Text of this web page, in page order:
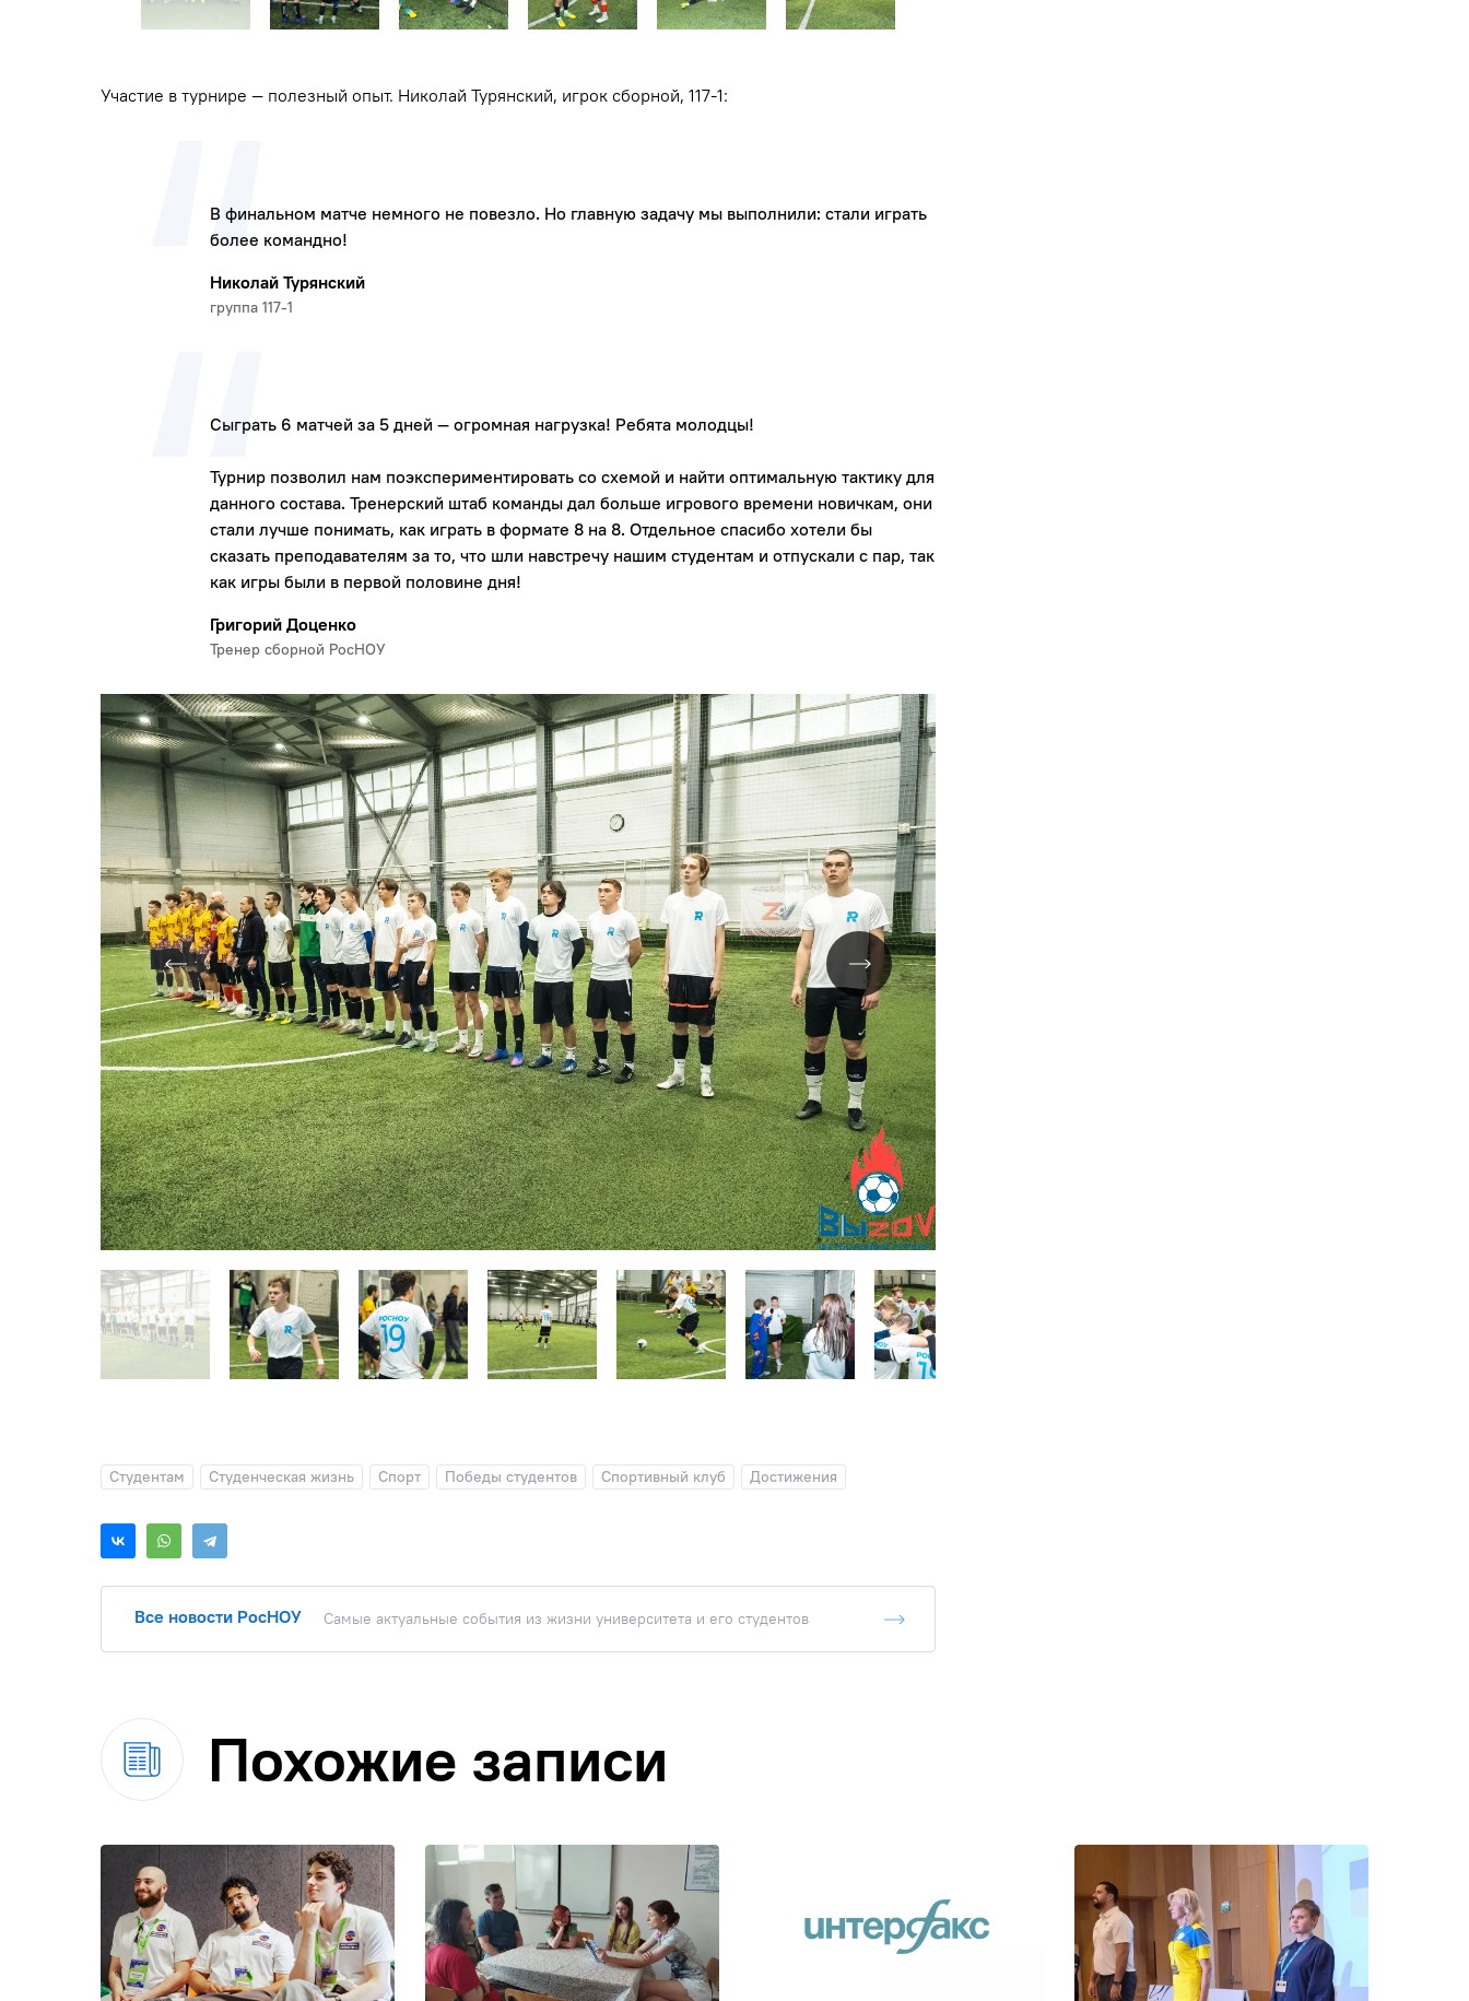
Участие в турнире — полезный опыт. Николай Турянский, игрок сборной, 117-1:
В финальном матче немного не повезло. Но главную задачу мы выполнили: стали играть
более командно!
Николай Турянский
группа 117-1
Сыграть 6 матчей за 5 дней — огромная нагрузка! Ребята молодцы!
Турнир позволил нам поэкспериментировать со схемой и найти оптимальную тактику для
данного состава. Тренерский штаб команды дал больше игрового времени новичкам, они
стали лучше понимать, как играть в формате 8 на 8. Отдельное спасибо хотели бы
сказать преподавателям за то, что шли навстречу нашим студентам и отпускали с пар, так
как игры были в первой половине дня!
Григорий Доценко
Тренер сборной РосНОУ
Студентам Студенческая жизнь Спорт Победы студентов Спортивный клуб Достижения
Все новости РосНОУ Самые актуальные события из жизни университета и его студентов
Похожие записи